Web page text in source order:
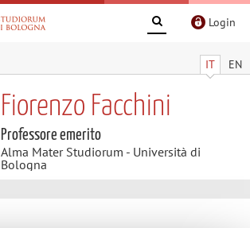
Login
IT EN
Fiorenzo Facchini
Professore emerito
Alma Mater Studiorum - Università di
Bologna